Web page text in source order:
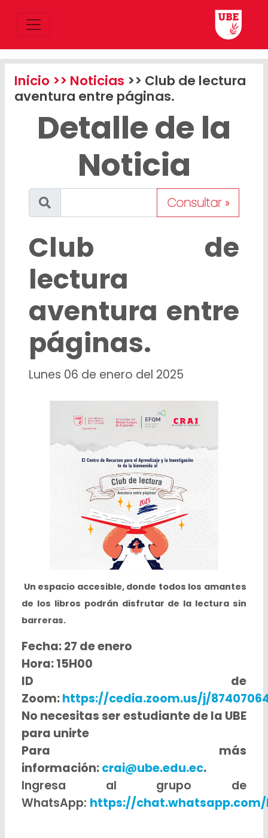
Inicio >> Noticias >> Club de lectura
aventura entre páginas.
Detalle de la
Noticia
Consultar »
Club de
lectura
aventura entre
páginas.
Lunes 06 de enero del 2025
Previous
Un espacio accesible, donde todos los amantes
de los libros podrán disfrutar de la lectura sin
barreras.
Fecha: 27 de enero
Hora: 15H00
ID de
Zoom:https://cedia.zoom.us/j/
No necesitas ser estudiante de la UBE
para unirte
Para más
información:crai@ube.edu.ec.
Ingresa al grupo de
WhatsApp: https://chat.whatsapp.com/